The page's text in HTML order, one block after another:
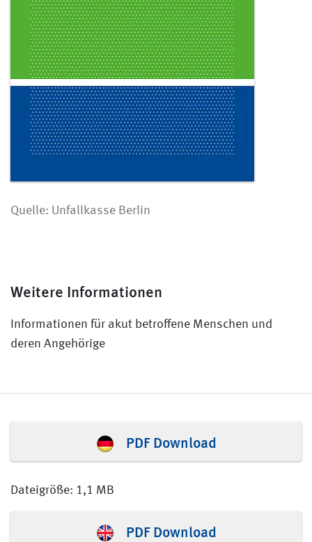
Quelle: Unfallkasse Berlin
Weitere Informationen
Informationen für akut betroffene Menschen und
deren Angehörige
PDF Download
Dateigröße: 1,1 MB
PDF Download